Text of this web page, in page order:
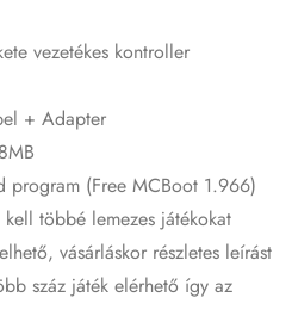
vezetékes kontroller
+ Adapter
program (Free MCBoot 1.966)
többé lemezes játékokat
vásárláskor részletes leírást
száz játék elérhető így az